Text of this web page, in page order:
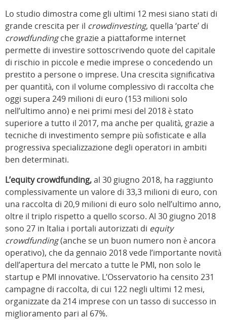
Lo studio dimostra come gli ultimi 12 mesi siano stati di
grande crescita per il crowdinvesting, quella ‘parte’ di
crowdfundingche grazie a piattaforme internet
permette di investire sottoscrivendo quote del capitale
di rischio in piccole e medie imprese o concedendo un
prestito a persone o imprese. Una crescita significativa
per quantità, con il volume complessivo di raccolta che
oggi supera 249 milioni di euro (153 milioni solo
nell’ultimo anno) e nei primi mesi del 2018 è stato
superiore a tutto il 2017, ma anche per qualità, grazie a
tecniche di investimento sempre più sofisticate e alla
progressiva specializzazione degli operatori in ambiti
ben determinati.
L’equity crowdfunding,al 30 giugno 2018, ha raggiunto
complessivamente un valore di 33,3 milioni di euro, con
una raccolta di 20,9 milioni di euro solo nell’ultimo anno,
oltre il triplo rispetto a quello scorso. Al 30 giugno 2018
sono 27 in Italia i portali autorizzati di equity
crowdfunding(anche se un buon numero non è ancora
operativo), che da gennaio 2018 vede l’importante novità
dell’apertura del mercato a tutte le PMI, non solo le
startup e PMI innovative. L’Osservatorio ha censito 231
campagne di raccolta, di cui 122 negli ultimi 12 mesi,
organizzate da 214 imprese con un tasso di successo in
miglioramento pari al 67%.